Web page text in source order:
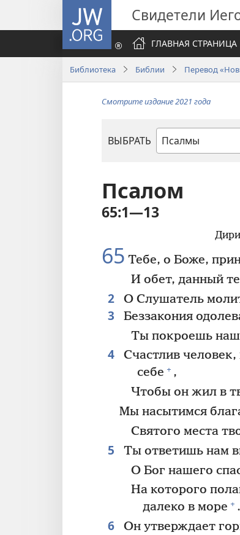
JW.ORG Свидетели
ГЛАВНАЯ СТРАНИЦА
Библиотека Библии Перевод
Смотрите издание 2021 года
ВЫБРАТЬ
по
Псалом
65:1—13
65 Тебе, о Боже,
И обет, данный
2 О Слушатель
3 Беззакония
Ты покроешь
4
Счастлив
себе + ,
Чтобы он жил в
Мы насытимся
Святого места
5 Ты ответишь нам
О Бог нашего
На которого
далеко в море + .
6 Он утверждает